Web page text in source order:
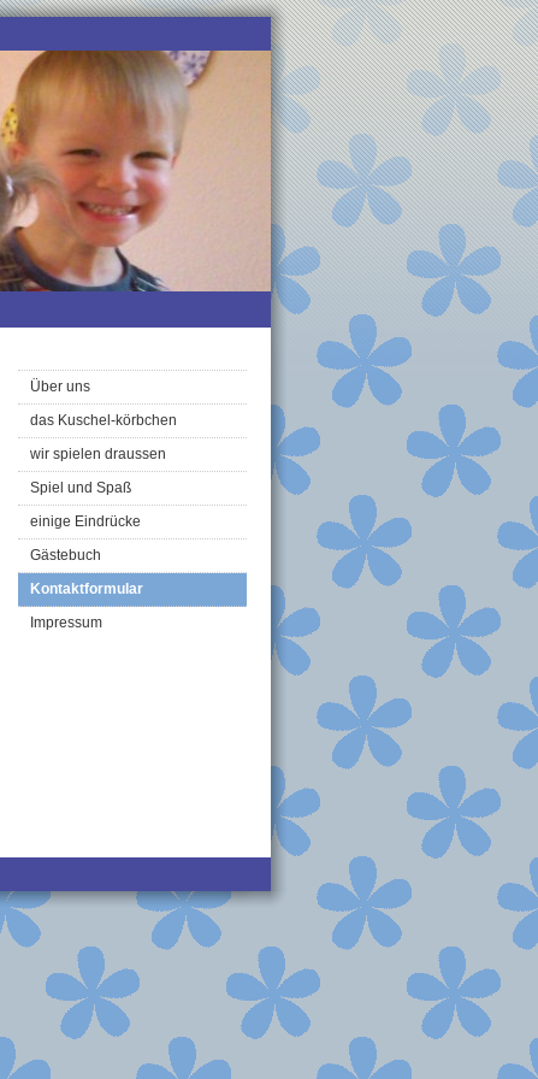
Über uns
das Kuschel-körbchen
wir spielen draussen
Spiel und Spaß
einige Eindrücke
Gästebuch
Kontaktformular
Impressum